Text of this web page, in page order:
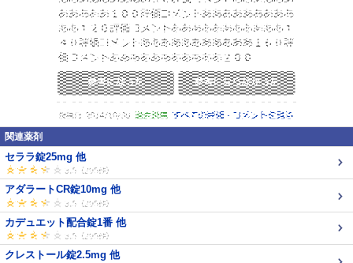
関連薬剤
セララ錠25mg 他
アダラートCR錠10mg 他
カデュエット配合錠1番 他
クレストール錠2.5mg 他